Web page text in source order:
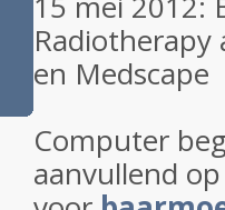
Radiotherapy
en Medscape
Computer
aanvullend